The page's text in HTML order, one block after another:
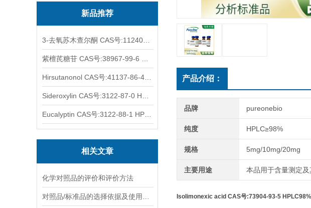
新品推荐
相关文章
化学对照品的评价和评价方法
产品介绍：
品牌 pureonebio
纯度 HPLC≥98%
规格 5mg/10mg/20mg
主要用途 本品用于含量测定
Isolimonexic acid CAS号:73904-93-5 HPLC98%